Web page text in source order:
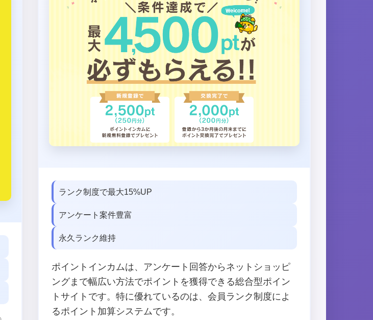
ランク制度で最大15%UP
アンケート案件豊富
永久ランク維持
ポイントインカムは、アンケート回答からネットショッピ
ングまで幅広い方法でポイントを獲得できる総合型ポイン
トサイトです。特に優れているのは、会員ランク制度によ
るポイント加算システムです。